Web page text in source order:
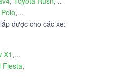
,...
được cho các xe:
X1 ,...
Fiesta,